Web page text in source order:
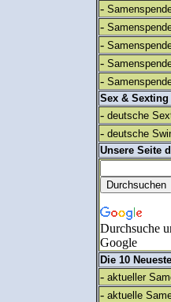
-
-
-
-
-
Sex &
- deutsche
- deutsche
Unsere Seite
Durchsuche
Google
Die 10
- aktueller
- aktuelle